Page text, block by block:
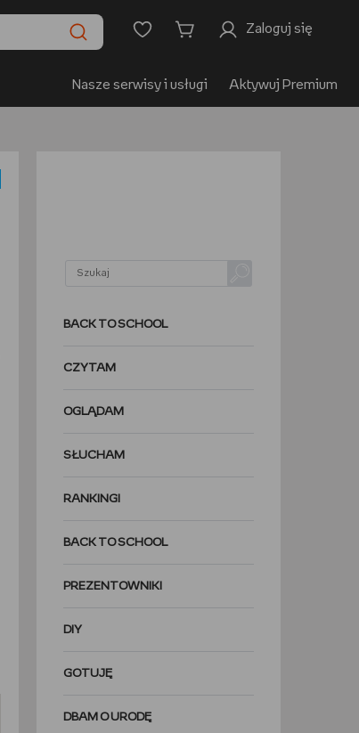
Zaloguj się
Nasze serwisy i usługi Aktywuj Premium
BACK TO SCHOOL
CZYTAM
OGLĄDAM
SŁUCHAM
RANKINGI
BACK TO SCHOOL
PREZENTOWNIKI
DIY
GOTUJĘ
DBAM O URODĘ